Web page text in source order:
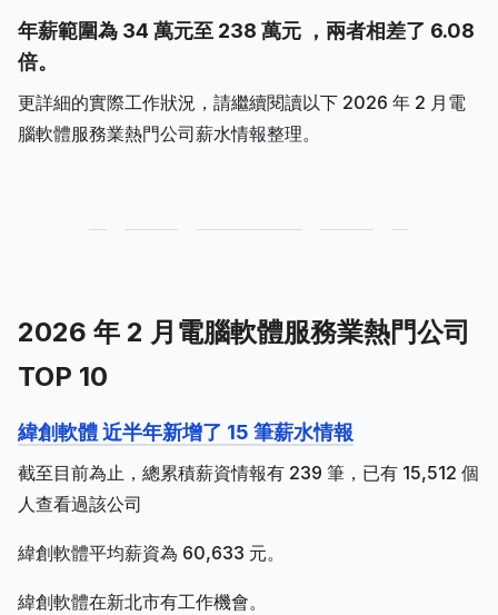
年薪範圍為 34 萬元至 238 萬元 ，兩者相差了 6.08
倍。
更詳細的實際工作狀況，請繼續閱讀以下 2026 年 2 月電
腦軟體服務業熱門公司薪水情報整理。
2026 年 2 月電腦軟體服務業熱門公司
TOP 10
緯創軟體 近半年新增了 15 筆薪水情報
截至目前為止，總累積薪資情報有 239 筆，已有 15,512 個
人查看過該公司
緯創軟體平均薪資為 60,633 元。
緯創軟體在新北市有工作機會。